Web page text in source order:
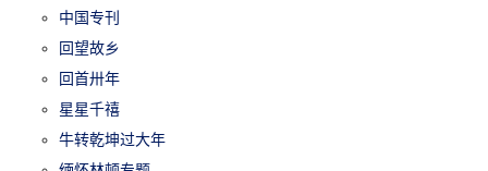
中国专刊
回望故乡
回首卅年
星星千禧
牛转乾坤过大年